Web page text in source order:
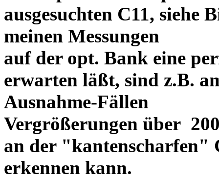
ausgesuchten C11, siehe
meinen Messungen
auf der opt. Bank eine
erwarten läßt, sind z.B.
Ausnahme-Fällen
Vergrößerungen über
an der "kantenscharfen"
erkennen kann.